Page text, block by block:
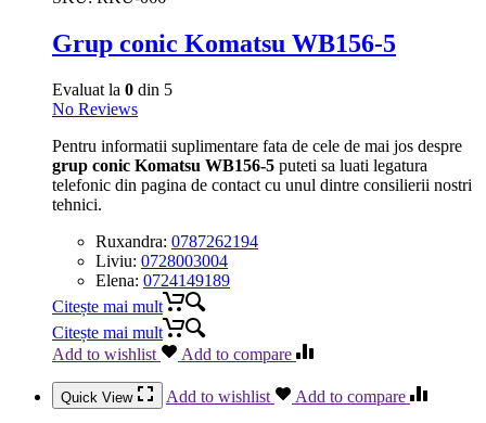
Grup conic Komatsu WB156-5
Evaluat la 0 din 5
No Reviews
Pentru informatii suplimentare fata de cele de mai jos despre
grup conic Komatsu WB156-5 puteti sa luati legatura
telefonic din pagina de contact cu unul dintre consilierii nostri
tehnici.
Ruxandra: 0787262194
Liviu: 0728003004
Elena: 0724149189
Citește mai mult
Citește mai mult
Add to wishlist
Add to compare
Quick View Add to wishlist Add to compare